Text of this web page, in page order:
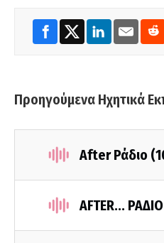
Προηγούμενα Ηχητικά
After Ράδιο
AFTER...